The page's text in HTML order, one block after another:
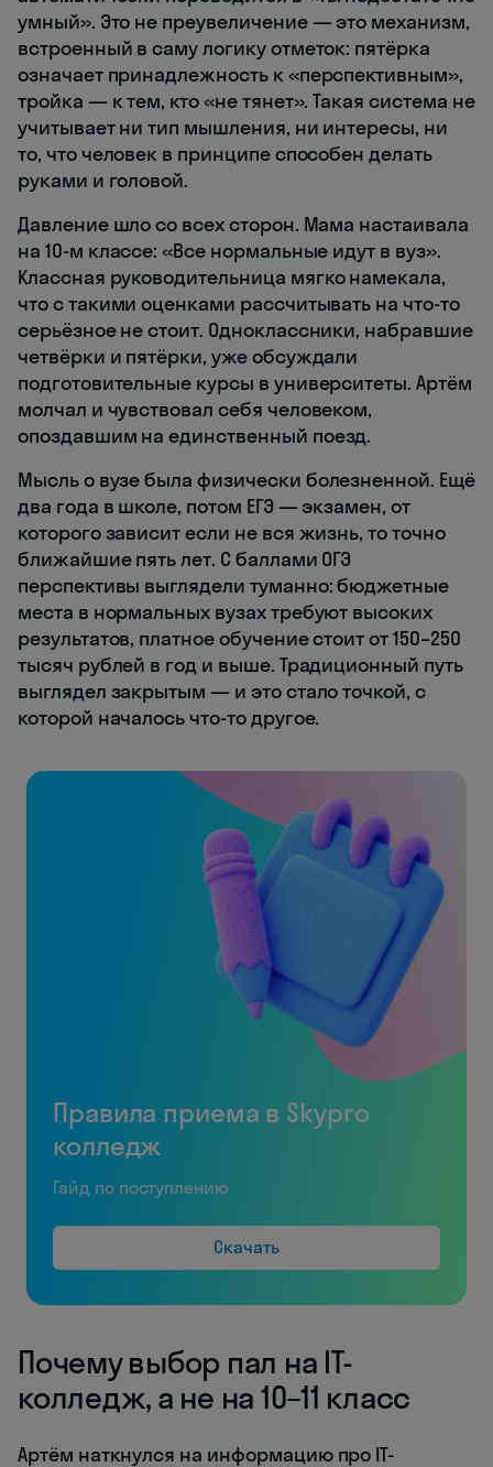
умный». Это не преувеличение — это механизм,
встроенный в саму логику отметок: пятёрка
означает принадлежность к «перспективным»,
тройка — к тем, кто «не тянет». Такая система не
учитывает ни тип мышления, ни интересы, ни
то, что человек в принципе способен делать
руками и головой.
Давление шло со всех сторон. Мама настаивала
на 10-м классе: «Все нормальные идут в вуз».
Классная руководительница мягко намекала,
что с такими оценками рассчитывать на что-то
серьёзное не стоит. Одноклассники, набравшие
четвёрки и пятёрки, уже обсуждали
подготовительные курсы в университеты. Артём
молчал и чувствовал себя человеком,
опоздавшим на единственный поезд.
Мысль о вузе была физически болезненной. Ещё
два года в школе, потом ЕГЭ — экзамен, от
которого зависит если не вся жизнь, то точно
ближайшие пять лет. С баллами ОГЭ
перспективы выглядели туманно: бюджетные
места в нормальных вузах требуют высоких
результатов, платное обучение стоит от 150–250
тысяч рублей в год и выше. Традиционный путь
выглядел закрытым — и это стало точкой, с
которой началось что-то другое.
Правила приема в Skypro
колледж
Гайд по поступлению
Скачать
Почему выбор пал на IT-
колледж, а не на 10–11 класс
Артём наткнулся на информацию про IT-